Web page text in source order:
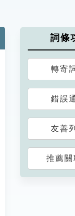
詞條
轉寄
錯誤
友善
推薦關